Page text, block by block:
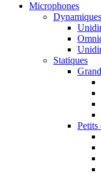
Microphones
Dynamiques
Statiques
Petits